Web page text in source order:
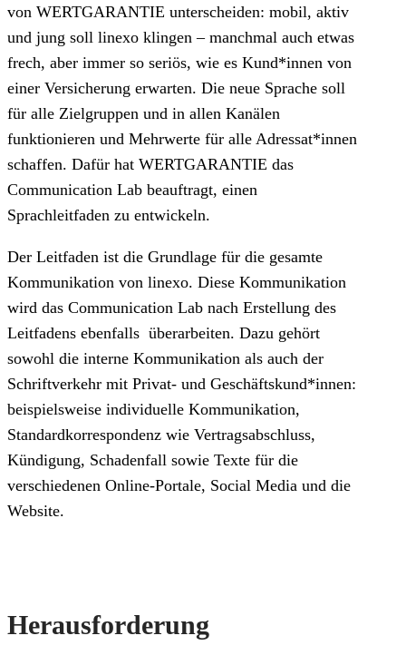
von WERTGARANTIE unterscheiden: mobil, aktiv
und jung soll linexo klingen – manchmal auch etwas
frech, aber immer so seriös, wie es Kund*innen von
einer Versicherung erwarten. Die neue Sprache soll
für alle Zielgruppen und in allen Kanälen
funktionieren und Mehrwerte für alle Adressat*innen
schaffen. Dafür hat WERTGARANTIE das
Communication Lab beauftragt, einen
Sprachleitfaden zu entwickeln.
Der Leitfaden ist die Grundlage für die gesamte
Kommunikation von linexo. Diese Kommunikation
wird das Communication Lab nach Erstellung des
Leitfadens ebenfalls überarbeiten. Dazu gehört
sowohl die interne Kommunikation als auch der
Schriftverkehr mit Privat- und Geschäftskund*innen:
beispielsweise individuelle Kommunikation,
Standardkorrespondenz wie Vertragsabschluss,
Kündigung, Schadenfall sowie Texte für die
verschiedenen Online-Portale, Social Media und die
Website.
Herausforderung